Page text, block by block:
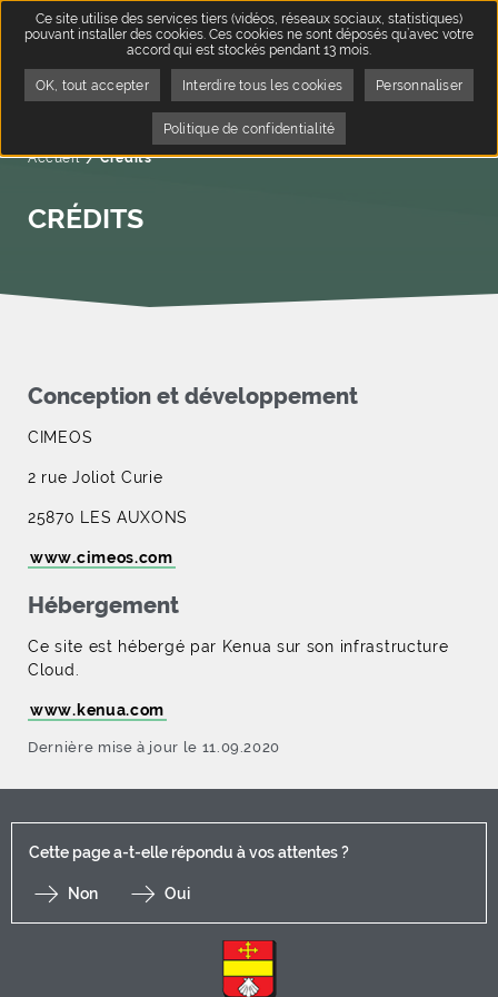
Accueil Page active :
Crédits
CRÉDITS
Conception et développement
CIMEOS
2 rue Joliot Curie
25870 LES AUXONS
www.cimeos.com
Hébergement
Ce site est hébergé par Kenua sur son infrastructure
Cloud.
www.kenua.com
Dernière mise à jour le 11.09.2020
Cette page a-t-elle répondu à vos attentes ?
Non Oui
Ce site utilise des services tiers (vidéos, réseaux sociaux, statistiques)
pouvant installer des cookies. Ces cookies ne sont déposés qu’avec votre
accord qui est stockés pendant 13 mois.
OK, tout accepter Interdire tous les cookies Personnaliser
Politique de confidentialité